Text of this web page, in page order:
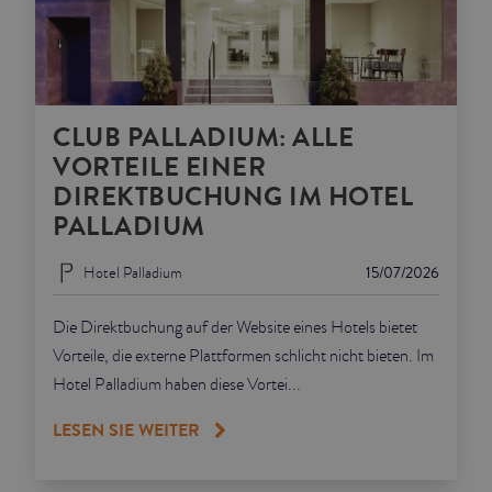
CLUB PALLADIUM: ALLE
VORTEILE EINER
DIREKTBUCHUNG IM HOTEL
PALLADIUM
15/07/2026
Hotel Palladium
Die Direktbuchung auf der Website eines Hotels bietet
Vorteile, die externe Plattformen schlicht nicht bieten. Im
Hotel Palladium haben diese Vortei...
LESEN SIE WEITER